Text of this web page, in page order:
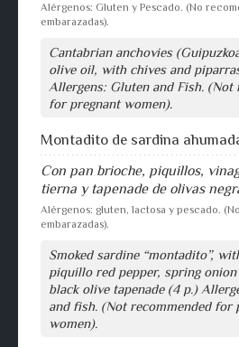
Alérgenos: Gluten y Pescado. (No
embarazadas).
Cantabrian anchovies
olive oil, with chives and
Allergens: Gluten and Fish. (Not
for pregnant women).
Montadito de sardina
Con pan brioche, piquillos,
tierna y tapenade de olivas
Alérgenos: gluten, lactosa y pescado.
embarazadas).
Smoked sardine “montadito”,
piquillo red pepper, spring
black olive tapenade (4 p.)
and fish. (Not recommended for
women).